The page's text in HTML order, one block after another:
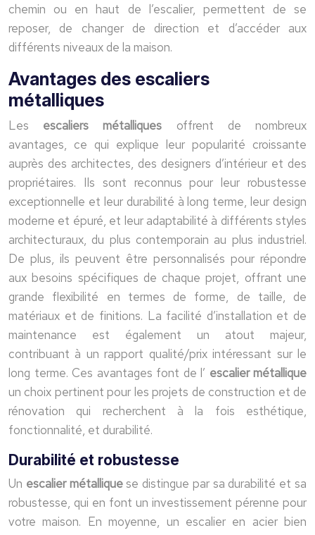
chemin ou en haut de l’escalier, permettent de se
reposer, de changer de direction et d’accéder aux
différents niveaux de la maison.
Avantages des escaliers
métalliques
Les escaliers métalliques offrent de nombreux
avantages, ce qui explique leur popularité croissante
auprès des architectes, des designers d’intérieur et des
propriétaires. Ils sont reconnus pour leur robustesse
exceptionnelle et leur durabilité à long terme, leur design
moderne et épuré, et leur adaptabilité à différents styles
architecturaux, du plus contemporain au plus industriel.
De plus, ils peuvent être personnalisés pour répondre
aux besoins spécifiques de chaque projet, offrant une
grande flexibilité en termes de forme, de taille, de
matériaux et de finitions. La facilité d’installation et de
maintenance est également un atout majeur,
contribuant à un rapport qualité/prix intéressant sur le
long terme. Ces avantages font de l’ escalier métallique
un choix pertinent pour les projets de construction et de
rénovation qui recherchent à la fois esthétique,
fonctionnalité, et durabilité.
Durabilité et robustesse
Un escalier métalliquese distingue par sa durabilité et sa
robustesse, qui en font un investissement pérenne pour
votre maison. En moyenne, un escalier en acier bien